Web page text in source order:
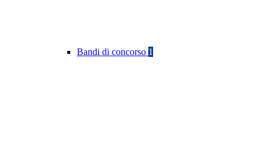
Bandi di concorso 1